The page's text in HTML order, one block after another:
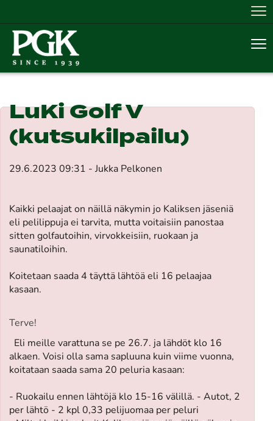
LuKi Golf V
(kutsukilpailu)
29.6.2023 09:31 - Jukka Pelkonen
Kaikki pelaajat on näillä näkymin jo Kaliksen jäseniä
eli pelilippuja ei tarvita, mutta voitaisiin panostaa
sitten golfautoihin, virvokkeisiin, ruokaan ja
saunatiloihin.
Koitetaan saada 4 täyttä lähtöä eli 16 pelaajaa
kasaan.
Terve!
Eli meille varattuna se pe 26.7. ja lähdöt klo 16
alkaen. Voisi olla sama sapluuna kuin viime vuonna,
koitataan saada sama 20 peluria kasaan:
- Ruokailu ennen lähtöjä klo 15-16 välillä. - Autot, 2
per lähtö - 2 kpl 0,33 pelijuomaa per peluri